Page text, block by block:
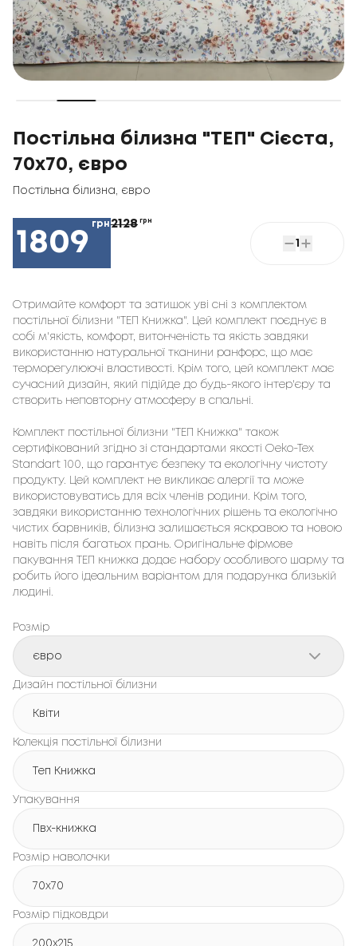
Постільна білизна "ТЕП" Сієста,
70x70, євро
Постільна білизна євро
1809
грн2128 грн
1
Отримайте комфорт та затишок уві сні з комплектом
постільної білизни "ТЕП Книжка". Цей комплект поєднує в
собі м'якість, комфорт, витонченість та якість завдяки
використанню натуральної тканини ранфорс, що має
терморегулюючі властивості. Крім того, цей комплект має
сучасний дизайн, який підійде до будь-якого інтер'єру та
створить неповторну атмосферу в спальні.
Комплект постільної білизни "ТЕП Книжка" також
сертифікований згідно зі стандартами якості Oeko-Tex
Standart 100, що гарантує безпеку та екологічну чистоту
продукту. Цей комплект не викликає алергії та може
використовуватись для всіх членів родини. Крім того,
завдяки використанню технологічних рішень та екологічно
чистих барвників, білизна залишається яскравою та новою
навіть після багатьох прань. Оригінальне фірмове
пакування ТЕП книжка додає набору особливого шарму та
робить його ідеальним варіантом для подарунка близькій
людині.
Розмір
євро
Дизайн постільної білизни
Квіти
Колекція постільної білизни
Теп Книжка
Упакування
Пвх-книжка
Розмір наволочки
70x70
Розмір підковдри
200х215